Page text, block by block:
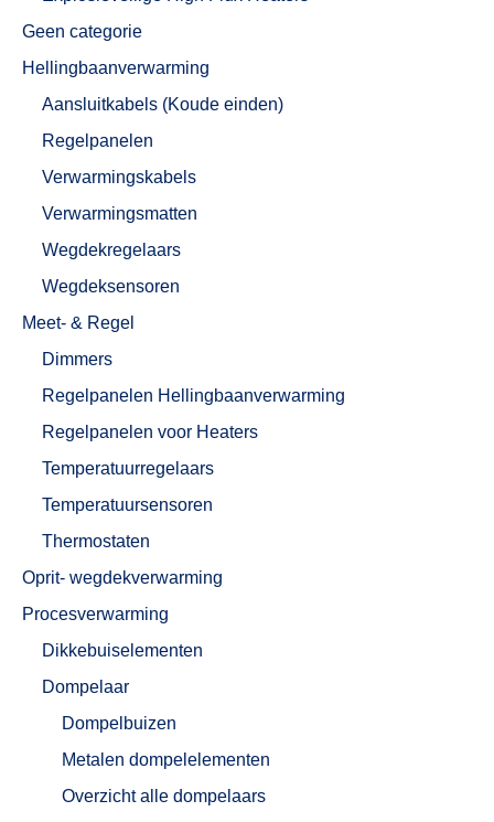
Geen categorie
Hellingbaanverwarming
Aansluitkabels (Koude einden)
Regelpanelen
Verwarmingskabels
Verwarmingsmatten
Wegdekregelaars
Wegdeksensoren
Meet- & Regel
Dimmers
Regelpanelen Hellingbaanverwarming
Regelpanelen voor Heaters
Temperatuurregelaars
Temperatuursensoren
Thermostaten
Oprit- wegdekverwarming
Procesverwarming
Dikkebuiselementen
Dompelaar
Dompelbuizen
Metalen dompelelementen
Overzicht alle dompelaars